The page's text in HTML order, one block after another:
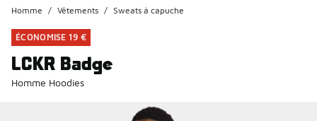
Homme / Vêtements / Sweats à capuche
ÉCONOMISE 19 €
LCKR Badge
Homme Hoodies